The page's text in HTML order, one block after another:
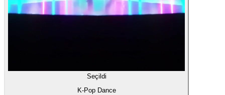
Seçildi
K-Pop Dance